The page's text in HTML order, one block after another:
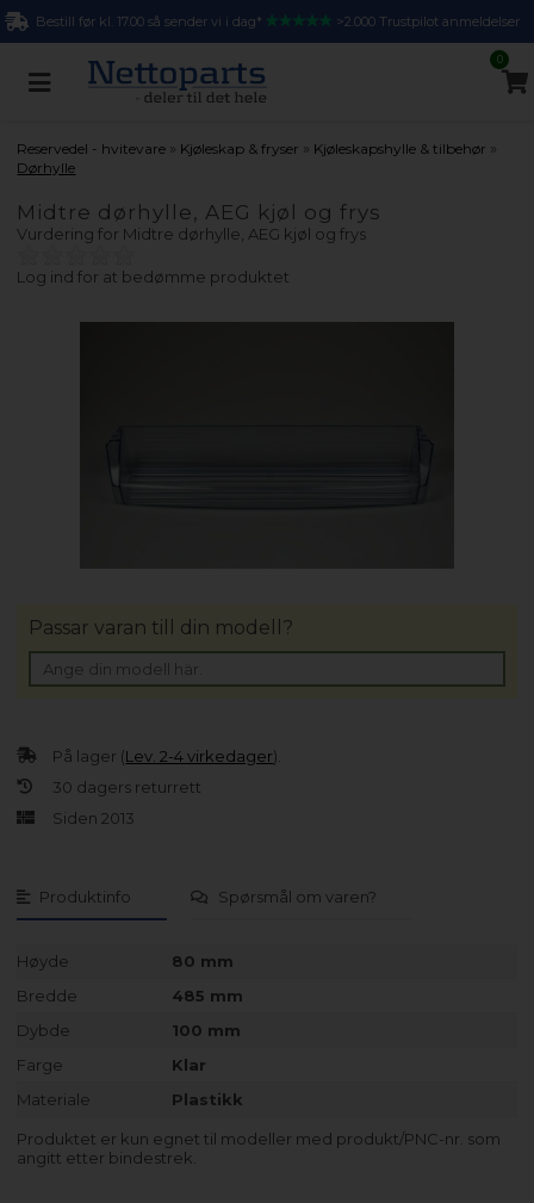
Bestill før kl. 17.00 så sender vi i dag* >2.000 Trustpilot anmeldelser
0
Reservedel - hvitevare » Kjøleskap & fryser » Kjøleskapshylle & tilbehør »
Dørhylle
Midtre dørhylle, AEG kjøl og frys
Vurdering for Midtre dørhylle, AEG kjøl og frys
Log ind for at bedømme produktet
Produktinfo Spørsmål om varen?
Høyde
80 mm
Bredde
485 mm
Dybde
100 mm
Farge
Klar
Materiale
Plastikk
Produktet er kun egnet til modeller med produkt/PNC-nr. som
angitt etter bindestrek.
På lager (Lev. 2-4 virkedager).
30 dagers returrett
Siden 2013
Passar varan till din modell?